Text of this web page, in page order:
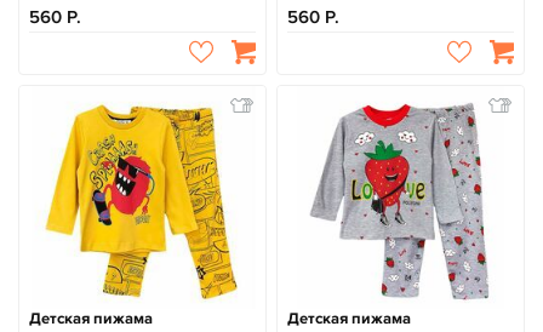
560 560
Детская пижама Детская пижама